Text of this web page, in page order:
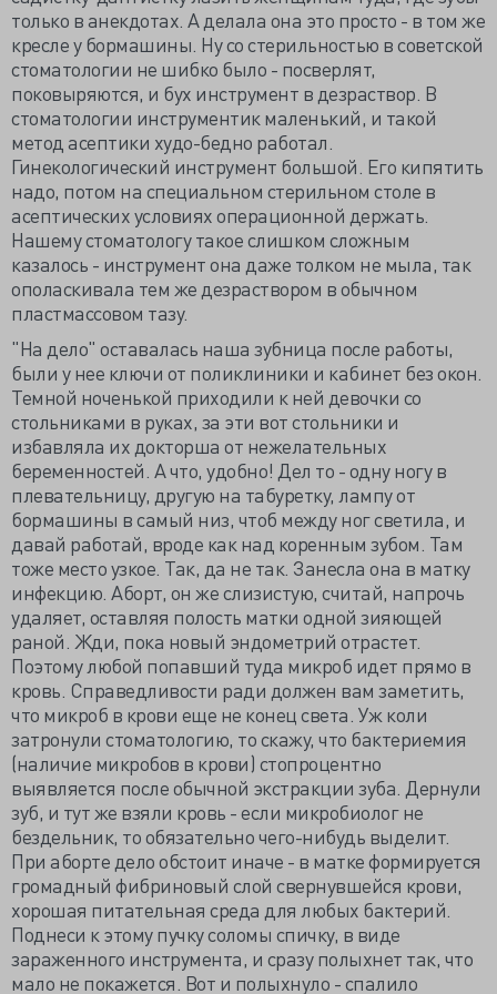
только в анекдотах. А делала она это просто - в том же
кресле у бормашины. Ну со стерильностью в советской
стоматологии не шибко было - посверлят,
поковыряются, и бух инструмент в дезраствор. В
стоматологии инструментик маленький, и такой
метод асептики худо-бедно работал.
Гинекологический инструмент большой. Его кипятить
надо, потом на специальном стерильном столе в
асептических условиях операционной держать.
Нашему стоматологу такое слишком сложным
казалось - инструмент она даже толком не мыла, так
ополаскивала тем же дезраствором в обычном
пластмассовом тазу.
"На дело" оставалась наша зубница после работы,
были у нее ключи от поликлиники и кабинет без окон.
Темной ноченькой приходили к ней девочки со
стольниками в руках, за эти вот стольники и
избавляла их докторша от нежелательных
беременностей. А что, удобно! Дел то - одну ногу в
плевательницу, другую на табуретку, лампу от
бормашины в самый низ, чтоб между ног светила, и
давай работай, вроде как над коренным зубом. Там
тоже место узкое. Так, да не так. Занесла она в матку
инфекцию. Аборт, он же слизистую, считай, напрочь
удаляет, оставляя полость матки одной зияющей
раной. Жди, пока новый эндометрий отрастет.
Поэтому любой попавший туда микроб идет прямо в
кровь. Справедливости ради должен вам заметить,
что микроб в крови еще не конец света. Уж коли
затронули стоматологию, то скажу, что бактериемия
(наличие микробов в крови) стопроцентно
выявляется после обычной экстракции зуба. Дернули
зуб, и тут же взяли кровь - если микробиолог не
бездельник, то обязательно чего-нибудь выделит.
При аборте дело обстоит иначе - в матке формируется
громадный фибриновый слой свернувшейся крови,
хорошая питательная среда для любых бактерий.
Поднеси к этому пучку соломы спичку, в виде
зараженного инструмента, и сразу полыхнет так, что
мало не покажется. Вот и полыхнуло - спалило